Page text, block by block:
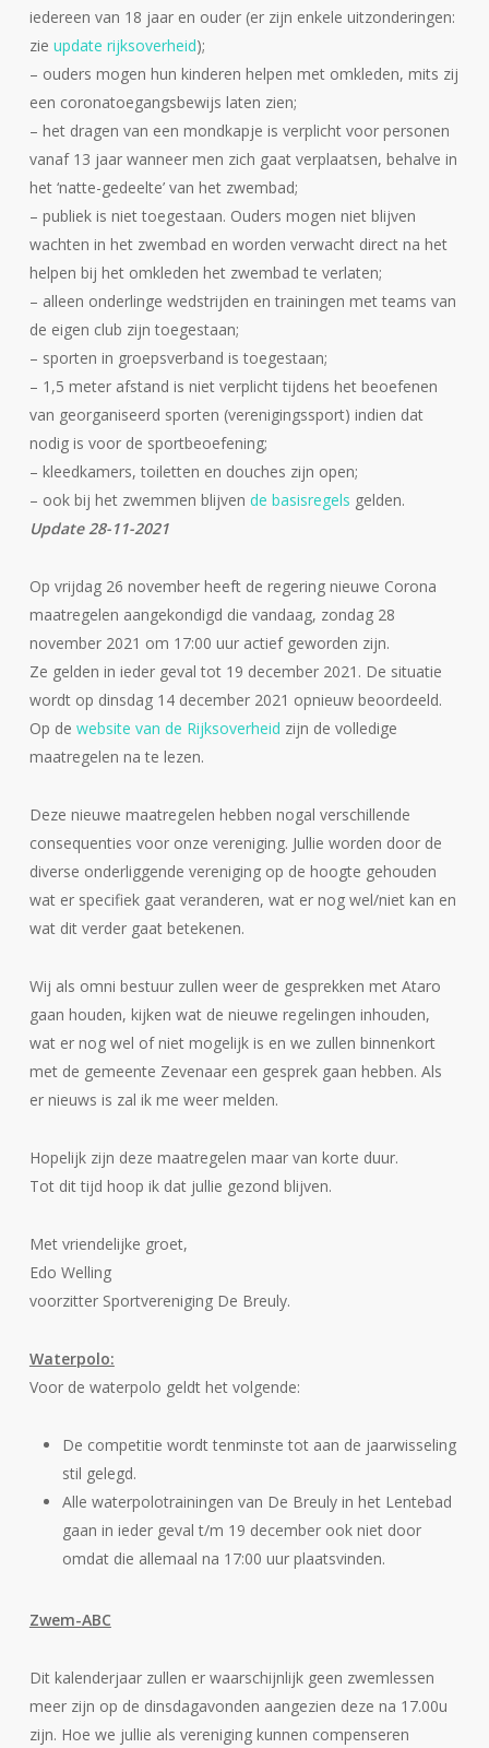
iedereen van 18 jaar en ouder (er zijn enkele uitzonderingen:
zie update rijksoverheid);
– ouders mogen hun kinderen helpen met omkleden, mits zij
een coronatoegangsbewijs laten zien;
– het dragen van een mondkapje is verplicht voor personen
vanaf 13 jaar wanneer men zich gaat verplaatsen, behalve in
het ‘natte-gedeelte’ van het zwembad;
– publiek is niet toegestaan. Ouders mogen niet blijven
wachten in het zwembad en worden verwacht direct na het
helpen bij het omkleden het zwembad te verlaten;
– alleen onderlinge wedstrijden en trainingen met teams van
de eigen club zijn toegestaan;
– sporten in groepsverband is toegestaan;
– 1,5 meter afstand is niet verplicht tijdens het beoefenen
van georganiseerd sporten (verenigingssport) indien dat
nodig is voor de sportbeoefening;
– kleedkamers, toiletten en douches zijn open;
– ook bij het zwemmen blijven de basisregels gelden.
Update 28-11-2021
Op vrijdag 26 november heeft de regering nieuwe Corona
maatregelen aangekondigd die vandaag, zondag 28
november 2021 om 17:00 uur actief geworden zijn.
Ze gelden in ieder geval tot 19 december 2021. De situatie
wordt op dinsdag 14 december 2021 opnieuw beoordeeld.
Op de website van de Rijksoverheid zijn de volledige
maatregelen na te lezen.
Deze nieuwe maatregelen hebben nogal verschillende
consequenties voor onze vereniging. Jullie worden door de
diverse onderliggende vereniging op de hoogte gehouden
wat er specifiek gaat veranderen, wat er nog wel/niet kan en
wat dit verder gaat betekenen.
Wij als omni bestuur zullen weer de gesprekken met Ataro
gaan houden, kijken wat de nieuwe regelingen inhouden,
wat er nog wel of niet mogelijk is en we zullen binnenkort
met de gemeente Zevenaar een gesprek gaan hebben. Als
er nieuws is zal ik me weer melden.
Hopelijk zijn deze maatregelen maar van korte duur.
Tot dit tijd hoop ik dat jullie gezond blijven.
Met vriendelijke groet,
Edo Welling
voorzitter Sportvereniging De Breuly.
Waterpolo:
Voor de waterpolo geldt het volgende:
De competitie wordt tenminste tot aan de jaarwisseling
stil gelegd.
Alle waterpolotrainingen van De Breuly in het Lentebad
gaan in ieder geval t/m 19 december ook niet door
omdat die allemaal na 17:00 uur plaatsvinden.
Zwem-ABC
Dit kalenderjaar zullen er waarschijnlijk geen zwemlessen
meer zijn op de dinsdagavonden aangezien deze na 17.00u
zijn. Hoe we jullie als vereniging kunnen compenseren